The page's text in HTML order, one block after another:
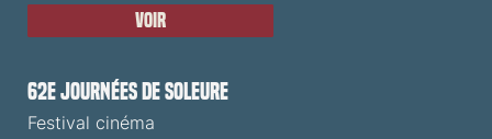
Voir
62e Journées de Soleure
Festival cinéma